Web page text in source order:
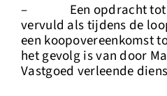
– Een opdracht tot
vervuld als tijdens de
een koopovereenkomst
het gevolg is van door
Vastgoed verleende